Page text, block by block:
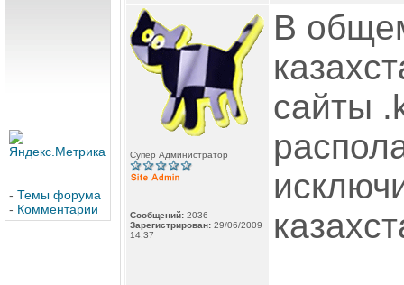
- Темы форума
- Комментарии
Супер Администратор
Сообщений: 2036
Зарегистрирован: 29/06/2009
14:37
В
сайты